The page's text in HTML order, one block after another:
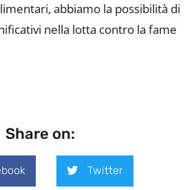
abbiamo la possibilità di
nella lotta contro la fame
Share on:
Twitter